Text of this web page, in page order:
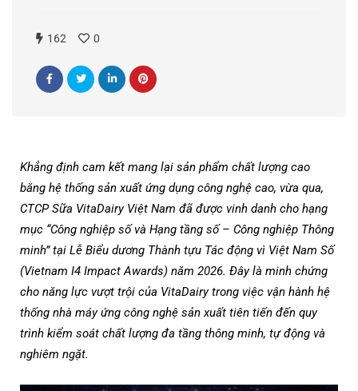
162 0
Khẳng định cam kết mang lại sản phẩm chất lượng cao
bằng hệ thống sản xuất ứng dụng công nghệ cao, vừa qua,
CTCP Sữa VitaDairy Việt Nam đã được vinh danh cho hạng
mục “Công nghiệp số và Hạng tầng số – Công nghiệp Thông
minh” tại Lễ Biểu dương Thành tựu Tác động vì Việt Nam Số
(Vietnam I4 Impact Awards) năm 2026. Đây là minh chứng
cho năng lực vượt trội của VitaDairy trong việc vận hành hệ
thống nhà máy ứng công nghệ sản xuất tiên tiến đến quy
trình kiểm soát chất lượng đa tầng thông minh, tự động và
nghiêm ngặt.